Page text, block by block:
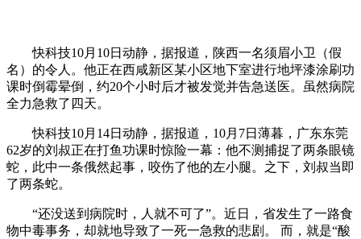
快科技10月10日动静，据报道，陕西一名须眉小卫（假
名）的令人。他正在西咸新区某小区地下室进行地坪漆涂刷功
课时倒霉晕倒，约20个小时后才被发觉并告急送医。虽然病院
全力急救了四天。
快科技10月14日动静，据报道，10月7日薄暮，广东东莞
62岁的刘叔正在打鱼功课时惊险一幕：他不测捕捉了两条眼镜
蛇，此中一条俄然起事，咬伤了他的左小腿。之下，刘叔当即
了两条蛇。
“还没送到病院时，人就不可了”。近日，省发生了一路食
物中毒事务，却就地导致了一死一急救的悲剧。 而，就是“酸